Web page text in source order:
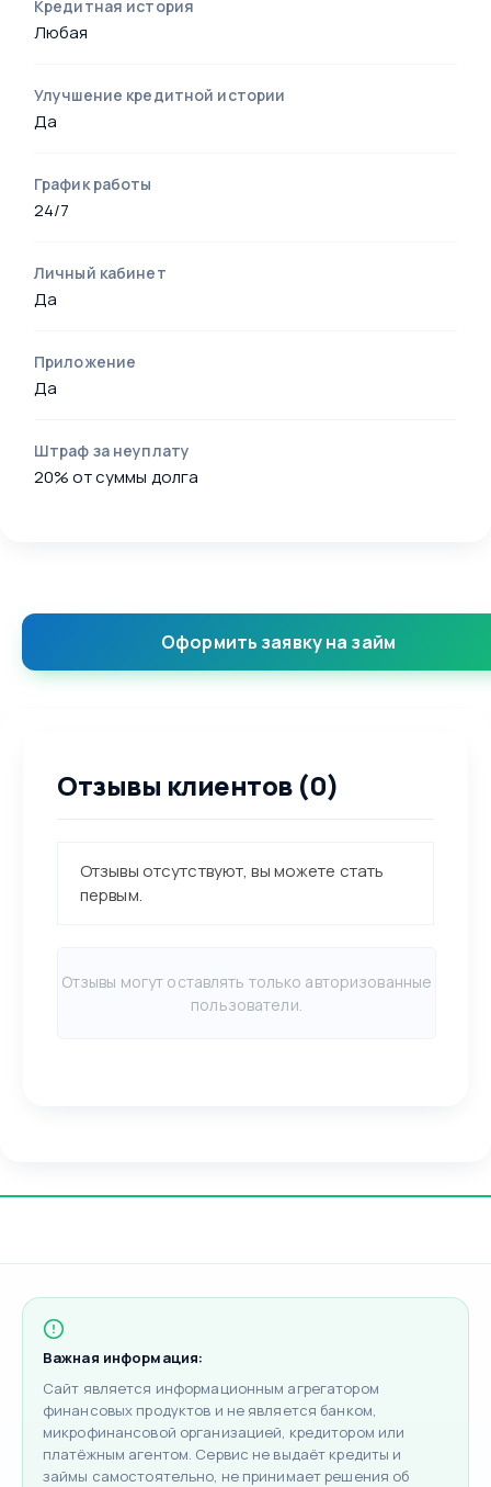
Кредитная история
Любая
Улучшение кредитной истории
Да
График работы
24/7
Личный кабинет
Да
Приложение
Да
Штраф за неуплату
20% от суммы долга
Оформить заявку на займ
Отзывы клиентов (0)
Отзывы отсутствуют, вы можете стать
первым.
Отзывы могут оставлять только авторизованные
пользователи.
Важная информация:
Сайт является информационным агрегатором
финансовых продуктов и не является банком,
микрофинансовой организацией, кредитором или
платёжным агентом. Сервис не выдаёт кредиты и
займы самостоятельно, не принимает решения об